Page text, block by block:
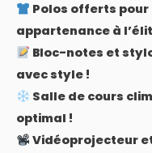
Polos offerts
appartenance à
Bloc-notes et
avec style !
Salle de cours
optimal !
Vidéoprojecteur